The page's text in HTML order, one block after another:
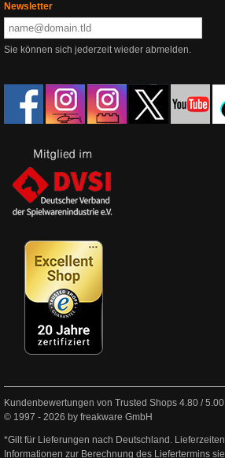
Newsletter
Sie können sich jederzeit wieder abmelden.
Kundenbewertungen von Trusted Shops 4.80 /5.00
© 1997 - 2026 by freakware GmbH
*Gilt für Lieferungen nach Deutschland.
Informationen zur Berechnung des Liefertermins